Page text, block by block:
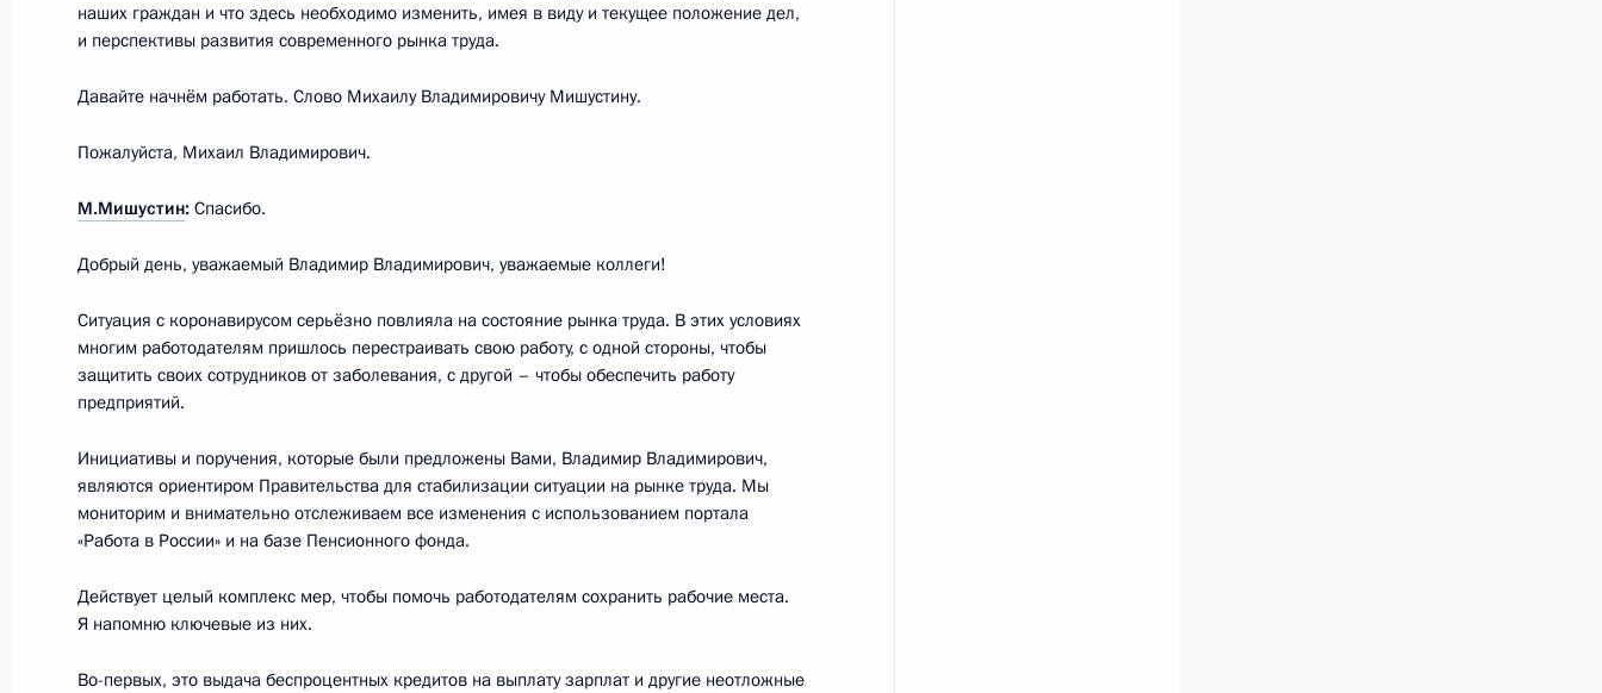
25 мая 2020 года, понедельник
Каземи
25 мая 2020 года, 14:55
Встреча с главой РЖД Олегом Белозёровым
Поздравление Патриарху Московскому и всея Руси Кириллу
с Днём тезоименитства
24 мая 2020 года, 11:00
Поздравление российским мусульманам с праздником Ураза-
байрам
наших граждан и что здесь необходимо изменить, имея в виду и текущее положение дел,
и перспективы развития современного рынка труда.
Давайте начнём работать. Слово Михаилу Владимировичу Мишустину.
Пожалуйста, Михаил Владимирович.
М.Мишустин: Спасибо.
Добрый день, уважаемый Владимир Владимирович, уважаемые коллеги!
Ситуация с коронавирусом серьёзно повлияла на состояние рынка труда. В этих условиях
многим работодателям пришлось перестраивать свою работу, с одной стороны, чтобы
защитить своих сотрудников от заболевания, с другой – чтобы обеспечить работу
предприятий.
Инициативы и поручения, которые были предложены Вами, Владимир Владимирович,
являются ориентиром Правительства для стабилизации ситуации на рынке труда. Мы
мониторим и внимательно отслеживаем все изменения с использованием портала
«Работа в России» и на базе Пенсионного фонда.
Действует целый комплекс мер, чтобы помочь работодателям сохранить рабочие места.
Я напомню ключевые из них.
Во-первых, это выдача беспроцентных кредитов на выплату зарплат и другие неотложные